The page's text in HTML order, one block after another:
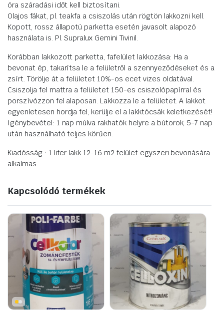
óra száradási időt kell biztosítani.
Olajos fákat, pl. teakfa a csiszolás után rögtön lakkozni kell.
Kopott, rossz állapotú parketta esetén javasolt alapozó
használata is. Pl. Supralux Gemini Tivinil.
Korábban lakkozott parketta, fafelület lakkozása: Ha a
bevonat ép, takarítsa le a felületről a szennyeződéseket és a
zsírt. Törölje át a felületet 10%-os ecet vizes oldatával.
Csiszolja fel mattra a felületet 150-es csiszolópapírral és
porszívózzon fel alaposan. Lakkozza le a felületet. A lakkot
egyenletesen hordja fel, kerülje el a lakktócsák keletkezését!
Igénybevétel: 1 nap múlva rakhatók helyre a bútorok, 5-7 nap
után használható teljes körűen.
Kiadósság : 1 liter lakk 12-16 m2 felület egyszeri bevonására
alkalmas.
Kapcsolódó termékek